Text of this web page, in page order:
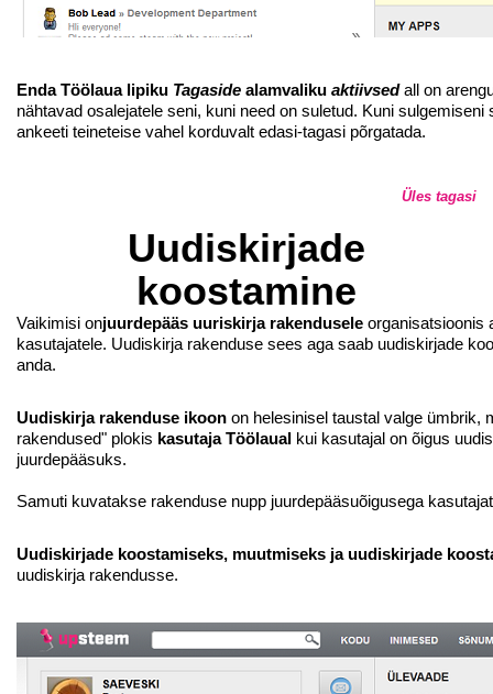
Enda Töölaua lipiku Tagaside alamvaliku aktiivsedall on
nähtavad osalejatele seni, kuni need on suletud. Kuni
ankeeti teineteise vahel korduvalt edasi-tagasi põrgatada.
Üles tagasi
Uudiskirjade
koostamine
Vaikimisi onjuurdepääs uuriskirja rakendusele organisatsioonis
kasutajatele. Uudiskirja rakenduse sees aga saab uudiskirjade
anda.
Uudiskirja rakenduse ikoon on helesinisel taustal valge ümbrik,
rakendused" plokis kasutaja Töölaual kui kasutajal on õigus
juurdepääsuks.
Samuti kuvatakse rakenduse nupp juurdepääsuõigusega
Uudiskirjade koostamiseks, muutmiseks ja uudiskirjade
uudiskirja rakendusse.